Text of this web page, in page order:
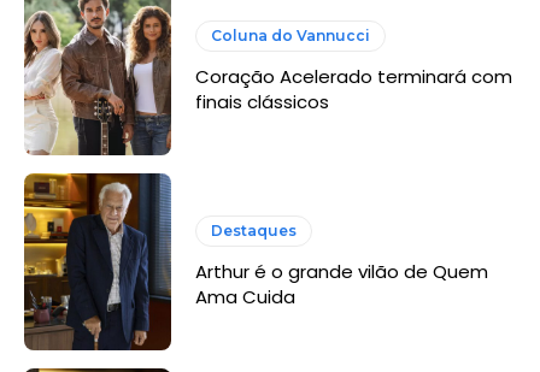
Coluna do Vannucci
Coração Acelerado terminará com
finais clássicos
Destaques
Arthur é o grande vilão de Quem
Ama Cuida